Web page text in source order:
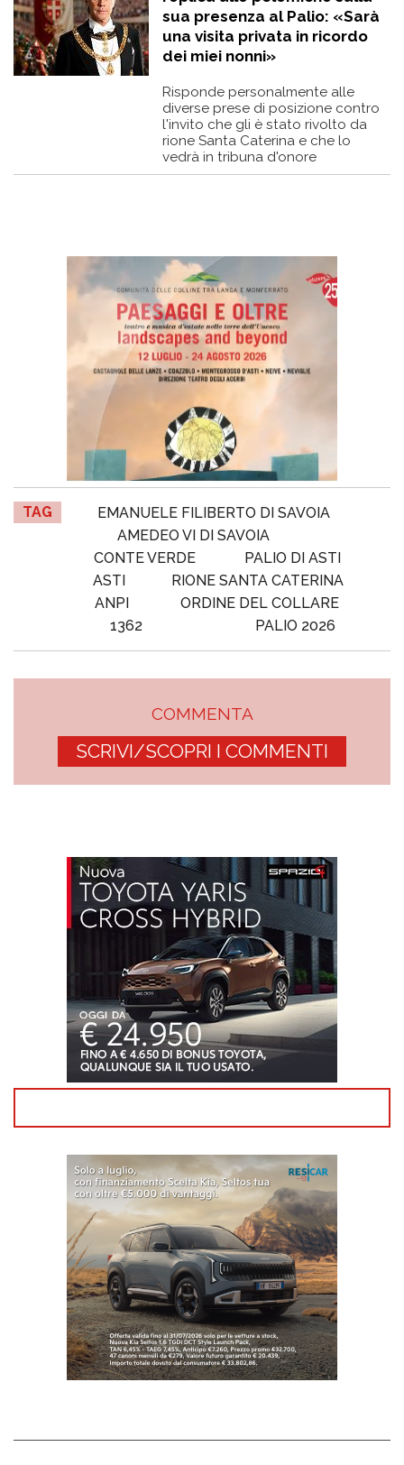
sua presenza al Palio: «Sarà
una visita privata in ricordo
dei miei nonni»
Risponde personalmente alle
diverse prese di posizione contro
l'invito che gli è stato rivolto da
rione Santa Caterina e che lo
vedrà in tribuna d'onore
TAG
EMANUELE FILIBERTO DI SAVOIA
AMEDEO VI DI SAVOIA
CONTE VERDE
PALIO DI ASTI
ASTI
RIONE SANTA CATERINA
ANPI
ORDINE DEL COLLARE
1362
PALIO 2026
COMMENTA
SCRIVI/SCOPRI I COMMENTI